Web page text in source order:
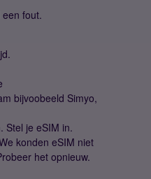
fout.
bijvoobeeld Simyo,
Stel je eSIM in.
konden eSIM niet
het opnieuw.